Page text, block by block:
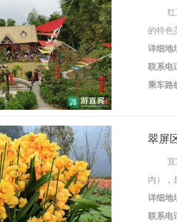
红豆
的特色
详细地
联系电
乘车路
翠屏
宜宾
内），
详细地
联系电